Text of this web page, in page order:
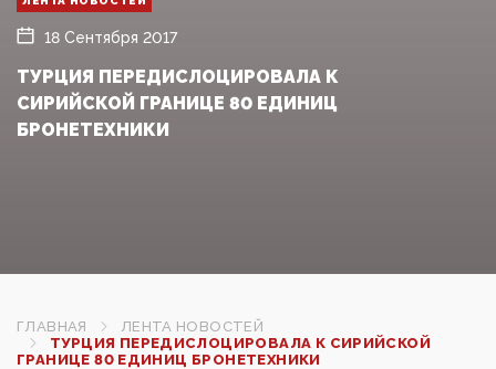
18 Сентября 2017
ТУРЦИЯ ПЕРЕДИСЛОЦИРОВАЛА К
СИРИЙСКОЙ ГРАНИЦЕ 80 ЕДИНИЦ
БРОНЕТЕХНИКИ
ГЛАВНАЯ
ЛЕНТА НОВОСТЕЙ
ТУРЦИЯ ПЕРЕДИСЛОЦИРОВАЛА К СИРИЙСКОЙ
ГРАНИЦЕ 80 ЕДИНИЦ БРОНЕТЕХНИКИ